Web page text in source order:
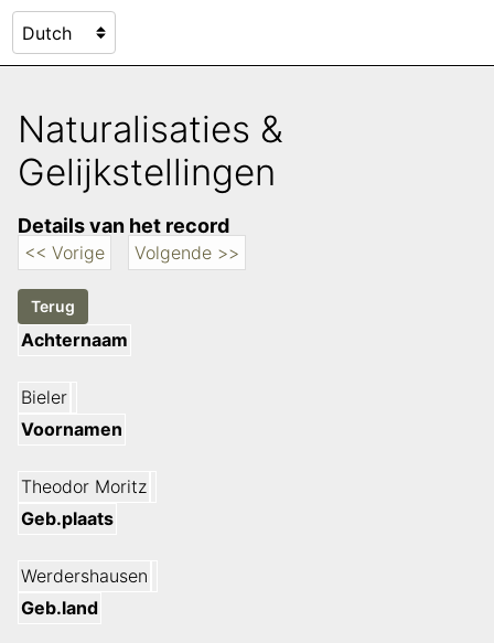
Naturalisaties &
Gelijkstellingen
Details van het record
<< Vorige Volgende >>
Achternaam
Bieler
Voornamen
Theodor Moritz
Geb.plaats
Werdershausen
Geb.land